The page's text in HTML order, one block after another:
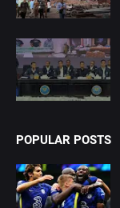
POPULAR POSTS